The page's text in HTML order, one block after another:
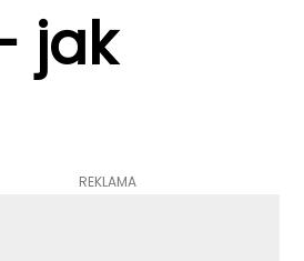
jak
REKLAMA